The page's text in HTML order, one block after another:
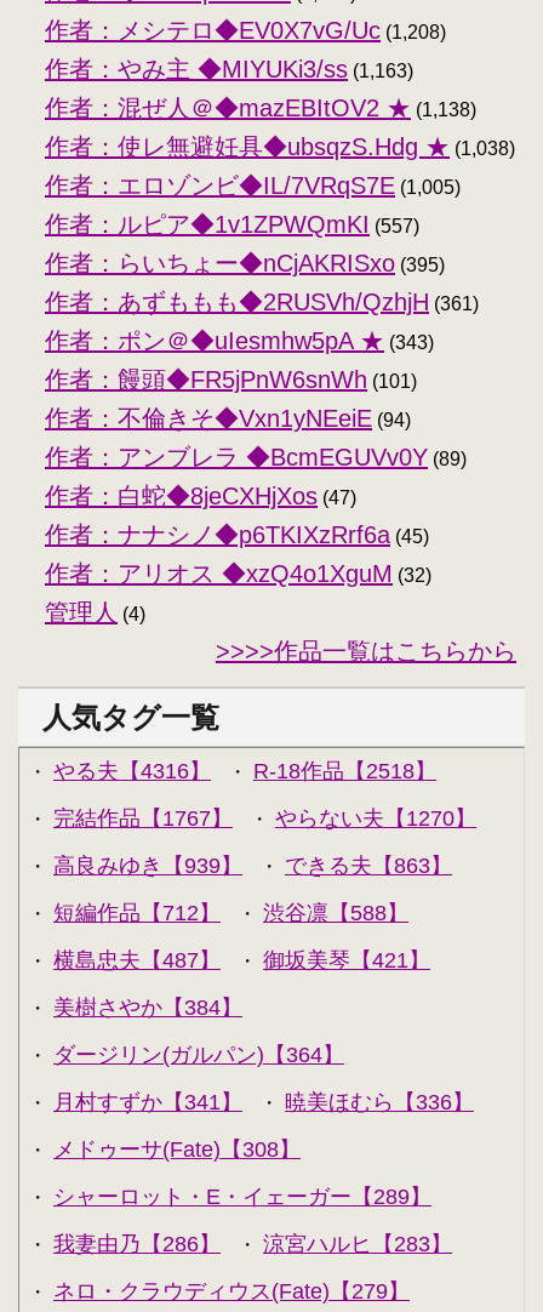
作者：メシテロ◆EV0X7vG/Uc (1,208)
作者：やみ主 ◆MIYUKi3/ss (1,163)
作者：混ぜ人＠◆mazEBItOV2 ★ (1,138)
作者：使レ無避妊具◆ubsqzS.Hdg ★ (1,038)
作者：エロゾンビ◆IL/7VRqS7E (1,005)
作者：ルピア◆1v1ZPWQmKI (557)
作者：らいちょー◆nCjAKRISxo (395)
作者：あずももも◆2RUSVh/QzhjH (361)
作者：ポン＠◆uIesmhw5pA ★ (343)
作者：饅頭◆FR5jPnW6snWh (101)
作者：不倫きそ◆Vxn1yNEeiE (94)
作者：アンブレラ ◆BcmEGUVv0Y (89)
作者：白蛇◆8jeCXHjXos (47)
作者：ナナシノ◆p6TKIXzRrf6a (45)
作者：アリオス ◆xzQ4o1XguM (32)
管理人 (4)
>>>>作品一覧はこちらから
人気タグ一覧
・ やる夫【4316】 ・ R-18作品【2518】
・ 完結作品【1767】 ・ やらない夫【1270】
・ 高良みゆき【939】 ・ できる夫【863】
・ 短編作品【712】 ・ 渋谷凛【588】
・ 横島忠夫【487】 ・ 御坂美琴【421】
・ 美樹さやか【384】
・ ダージリン(ガルパン)【364】
・ 月村すずか【341】 ・ 暁美ほむら【336】
・ メドゥーサ(Fate)【308】
・ シャーロット・E・イェーガー【289】
・ 我妻由乃【286】 ・ 涼宮ハルヒ【283】
・ ネロ・クラウディウス(Fate)【279】